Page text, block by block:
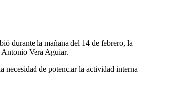
durante la mañana del 14 de febrero, la
Vera Aguiar.
necesidad de potenciar la actividad interna